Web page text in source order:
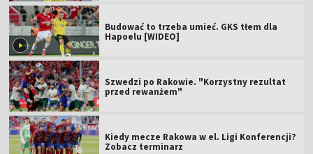
Budować to trzeba umieć. GKS tłem dla
Hapoelu [WIDEO]
Szwedzi po Rakowie. "Korzystny rezultat
przed rewanżem"
Kiedy mecze Rakowa w el. Ligi Konferencji?
Zobacz terminarz